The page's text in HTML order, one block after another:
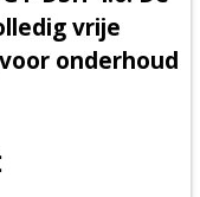
vrije
onderhoud